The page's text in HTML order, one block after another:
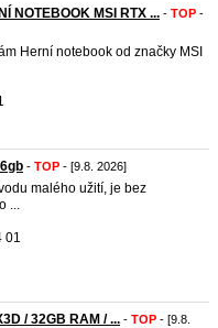
NOTEBOOK MSI RTX ... - TOP -
Herní notebook od značky MSI
- TOP - [9.8. 2026]
malého užití, je bez
...
01
/ 32GB RAM / ... - TOP - [9.8.